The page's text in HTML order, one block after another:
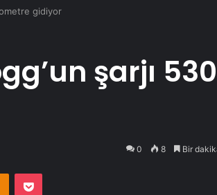
gidiyor
şarjı 530
0 8 Bir
Odnoklassniki
Pocket